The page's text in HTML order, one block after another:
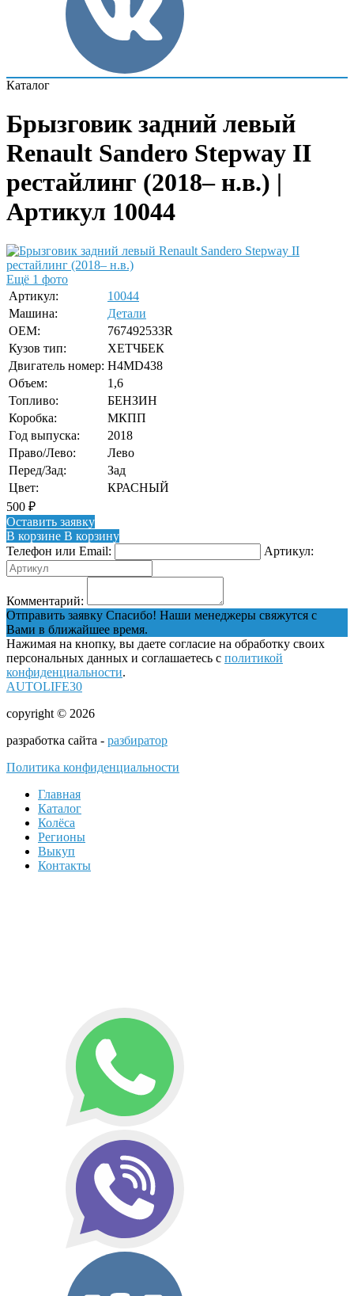
Каталог
Брызговик задний левый
Renault Sandero Stepway II
рестайлинг (2018– н.в.) |
Артикул 10044
Ещё 1 фото
Артикул:
10044
Машина:
Детали
OEM:
767492533R
Кузов тип:
ХЕТЧБЕК
Двигатель номер: H4MD438
Объем:
1,6
Топливо:
БЕНЗИН
Коробка:
МКПП
Год выпуска:
2018
Право/Лево:
Лево
Перед/Зад:
Зад
Цвет:
КРАСНЫЙ
500 ₽
Оставить заявку
В корзине В корзину
Телефон или Email:
Артикул:
Комментарий:
Отправить заявку Спасибо! Наши менеджеры свяжутся с
Вами в ближайшее время.
Нажимая на кнопку, вы даете согласие на обработку своих
персональных данных и соглашаетесь с политикой
конфиденциальности.
AUTOLIFE30
copyright © 2026
разработка сайта - разбиратор
Политика конфиденциальности
Главная
Каталог
Колёса
Регионы
Выкуп
Контакты